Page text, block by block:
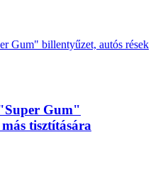
Gum"
tisztítására